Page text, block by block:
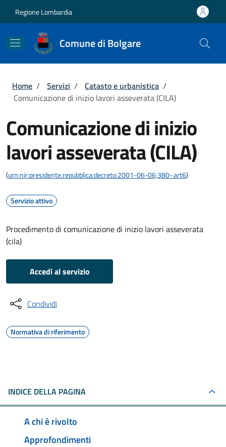
Regione Lombardia
Comune di Bolgare
Briciole di pane
Home / Servizi / Catasto e urbanistica /
Comunicazione di inizio lavori asseverata (CILA)
Comunicazione di inizio
lavori asseverata (CILA)
(urn:nir:presidente.repubblica:decreto:2001-06-06;380~art6)
Servizio attivo
Procedimento di comunicazione di inizio lavori asseverata
(cila)
Accedi al servizio
Condividi
Normativa di riferimento
INDICE DELLA PAGINA
A chi è rivolto
Approfondimenti